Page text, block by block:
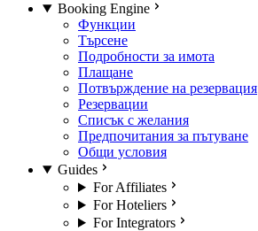
Booking Engine
Функции
Търсене
Подробности за имота
Плащане
Потвърждение на резервация
Резервации
Списък с желания
Предпочитания за пътуване
Общи условия
Guides
For Affiliates
For Hoteliers
For Integrators